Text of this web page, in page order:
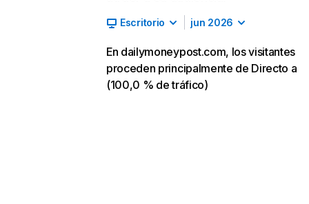
Escritorio jun 2026
En dailymoneypost.com, los visitantes
proceden principalmente de Directo a
(100,0 % de tráfico)